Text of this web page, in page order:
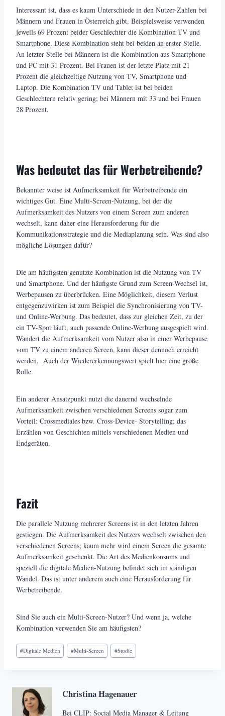
Interessant ist, dass es kaum Unterschiede in den Nutzer-Zahlen bei
Männern und Frauen in Österreich gibt. Beispielsweise verwenden
jeweils 69 Prozent beider Geschlechter die Kombination TV und
Smartphone. Diese Kombination steht bei beiden an erster Stelle.
An letzter Stelle bei Männern ist die Kombination aus Smartphone
und PC mit 31 Prozent. Bei Frauen ist der letzte Platz mit 21
Prozent die gleichzeitige Nutzung von TV, Smartphone und
Laptop. Die Kombination TV und Tablet ist bei beiden
Geschlechtern relativ gering; bei Männern mit 33 und bei Frauen
28 Prozent.
Was bedeutet das für Werbetreibende?
Bekannter weise ist Aufmerksamkeit für Werbetreibende ein
wichtiges Gut. Eine Multi-Screen-Nutzung, bei der die
Aufmerksamkeit des Nutzers von einem Screen zum anderen
wechselt, kann daher eine Herausforderung für die
Kommunikationsstrategie und die Mediaplanung sein. Was sind also
mögliche Lösungen dafür?
Die am häufigsten genutzte Kombination ist die Nutzung von TV
und Smartphone. Und der häufigste Grund zum Screen-Wechsel ist,
Werbepausen zu überbrücken. Eine Möglichkeit, diesem Verlust
entgegenzuwirken ist zum Beispiel die Synchronisierung von TV-
und Online-Werbung. Das bedeutet, dass zur gleichen Zeit, zu der
ein TV-Spot läuft, auch passende Online-Werbung ausgespielt wird.
Wandert die Aufmerksamkeit vom Nutzer also in einer Werbepause
vom TV zu einem anderen Screen, kann dieser dennoch erreicht
werden. Auch der Wiedererkennungswert spielt hier eine große
Rolle.
Ein anderer Ansatzpunkt nutzt die dauernd wechselnde
Aufmerksamkeit zwischen verschiedenen Screens sogar zum
Vorteil: Crossmediales bzw. Cross-Device- Storytelling; das
Erzählen von Geschichten mittels verschiedenen Medien und
Endgeräten.
Fazit
Die parallele Nutzung mehrerer Screens ist in den letzten Jahren
gestiegen. Die Aufmerksamkeit des Nutzers wechselt zwischen den
verschiedenen Screens; kaum mehr wird einem Screen die gesamte
Aufmerksamkeit geschenkt. Die Art des Medienkonsums und
speziell die digitale Medien-Nutzung befindet sich im ständigen
Wandel. Das ist unter anderem auch eine Herausforderung für
Werbetreibende.
Sind Sie auch ein Multi-Screen-Nutzer? Und wenn ja, welche
Kombination verwenden Sie am häufigsten?
Schlagworte:
#Digitale Medien #Multi-Screen #Studie
Christina Hagenauer
Bei CLIP: Social Media Manager & Leitung